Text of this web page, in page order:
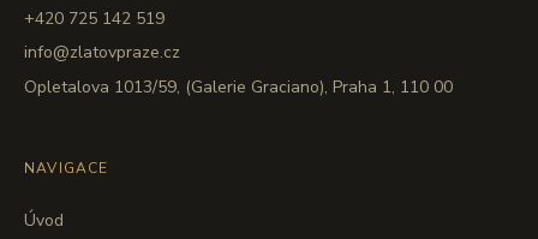
+420 725 142 519
info@zlatovpraze.cz
Opletalova 1013/59, (Galerie Graciano), Praha 1, 110 00
NAVIGACE
Úvod